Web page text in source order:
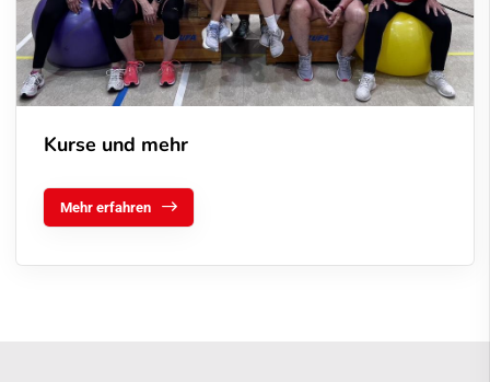
Kurse und mehr
Mehr erfahren